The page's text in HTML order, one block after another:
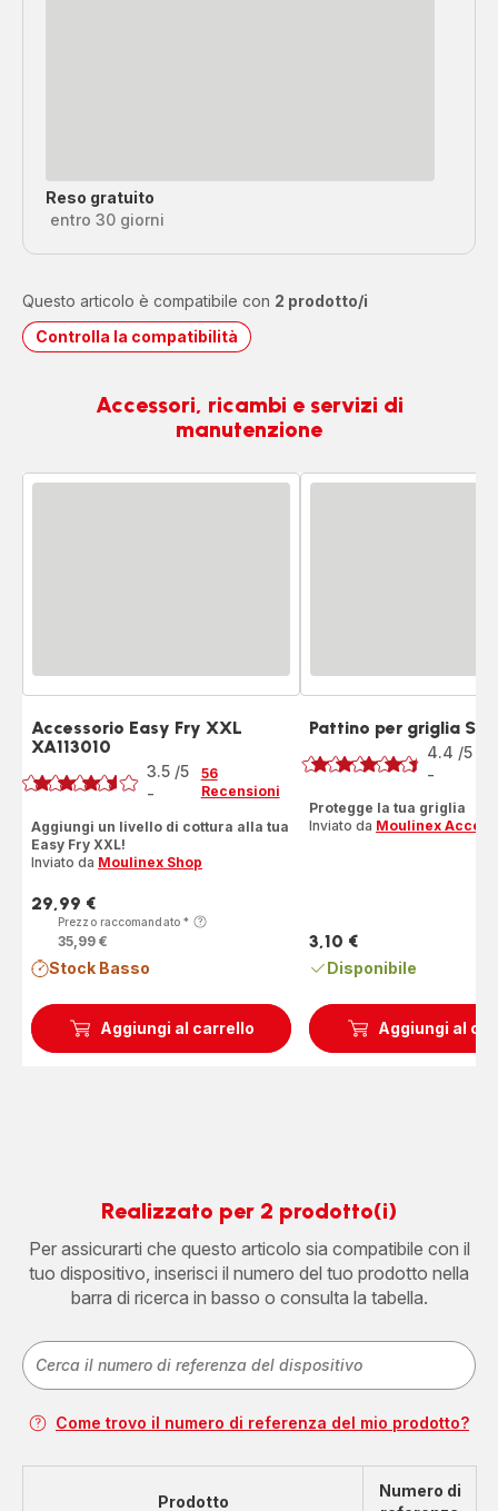
Reso gratuito
entro 30 giorni
Questo articolo è compatibile con 2 prodotto/i
Controlla la compatibilità
Accessori, ricambi e servizi di
manutenzione
Aggiungi al carrello
Accessorio Easy Fry XXL
XA113010
Voto
3.5 /5
-
56
Recensioni
Aggiungi un livello di cottura alla tua
Easy Fry XXL!
Inviato da Moulinex Shop
Prezzo
29,99 €
Prezzo raccomandato *
35,99 €
Stock Basso
Aggiungi al
Pattino per griglia
Voto
4.4 /5
-
Protegge la tua griglia
Inviato da Moulinex
Prezzo
3,10 €
Disponibile
Realizzato per 2 prodotto(i)
Per assicurarti che questo articolo sia compatibile con il
tuo dispositivo, inserisci il numero del tuo prodotto nella
barra di ricerca in basso o consulta la tabella.
Come trovo il numero di referenza del mio prodotto?
Prodotto
Numero di